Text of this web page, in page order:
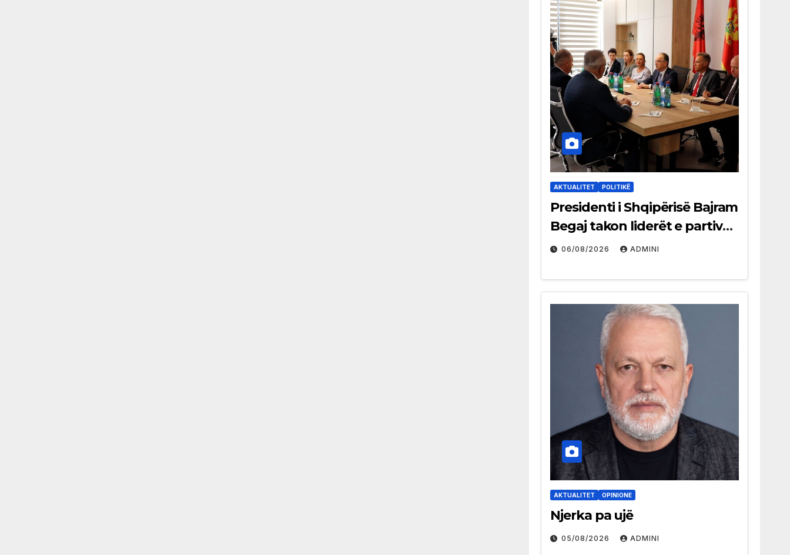
AKTUALITET POLITIKË
Presidenti i Shqipërisë Bajram
Begaj takon liderët e partive
shqiptare në Ulqin
06/08/2026 ADMINI
AKTUALITET OPINIONE
Njerka pa ujë
05/08/2026 ADMINI